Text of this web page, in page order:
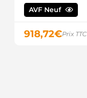
AVF Neuf
918,72€Prix TTC